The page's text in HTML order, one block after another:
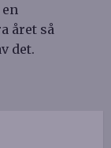
året så
det.